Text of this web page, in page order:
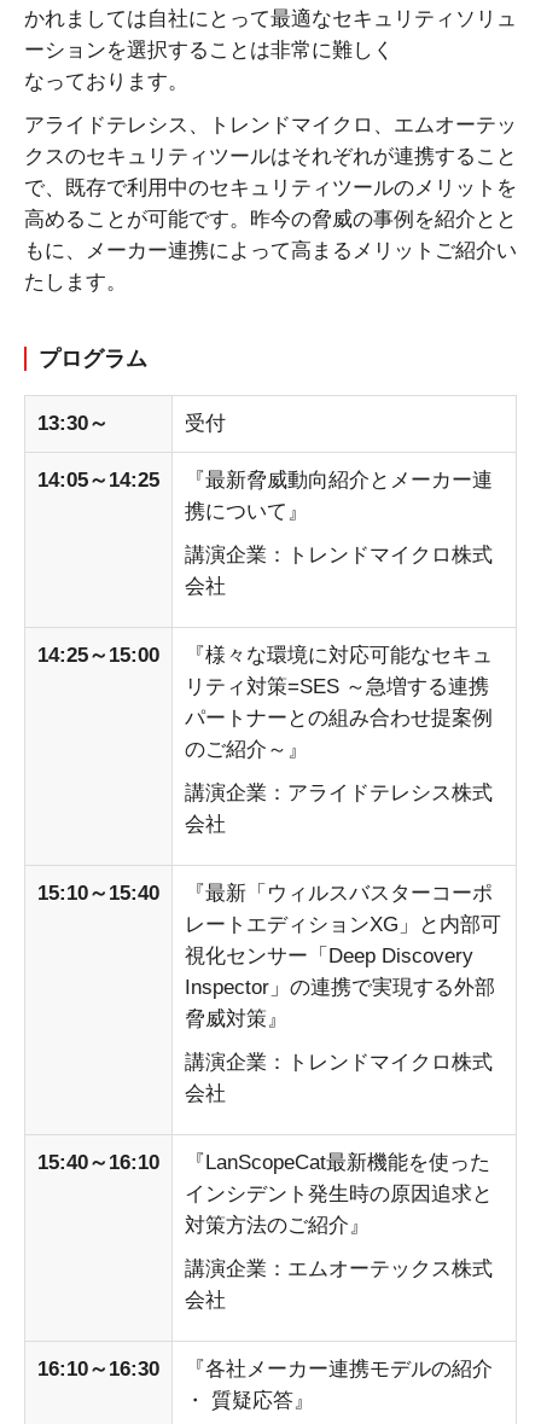
かれましては自社にとって最適なセキュリティソリュ
ーションを選択することは非常に難しく
なっております。
アライドテレシス、トレンドマイクロ、エムオーテッ
クスのセキュリティツールはそれぞれが連携すること
で、既存で利用中のセキュリティツールのメリットを
高めることが可能です。昨今の脅威の事例を紹介とと
もに、メーカー連携によって高まるメリットご紹介い
たします。
プログラム
13:30～ 受付
14:05～14:25
『最新脅威動向紹介とメーカー連
携について』
講演企業：トレンドマイクロ株式
会社
14:25～15:00
『様々な環境に対応可能なセキュ
リティ対策=SES ～急増する連携
パートナーとの組み合わせ提案例
のご紹介～』
講演企業：アライドテレシス株式
会社
15:10～15:40
『最新「ウィルスバスターコーポ
レートエディションXG」と内部可
視化センサー「Deep Discovery
Inspector」の連携で実現する外部
脅威対策』
講演企業：トレンドマイクロ株式
会社
15:40～16:10
『LanScopeCat最新機能を使った
インシデント発生時の原因追求と
対策方法のご紹介』
講演企業：エムオーテックス株式
会社
16:10～16:30
『各社メーカー連携モデルの紹介
・ 質疑応答』